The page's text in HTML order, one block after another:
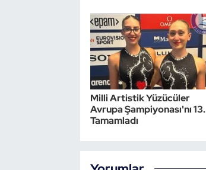
Milli Artistik Yüzücüler
Avrupa Şampiyonası'nı 13.
Tamamladı